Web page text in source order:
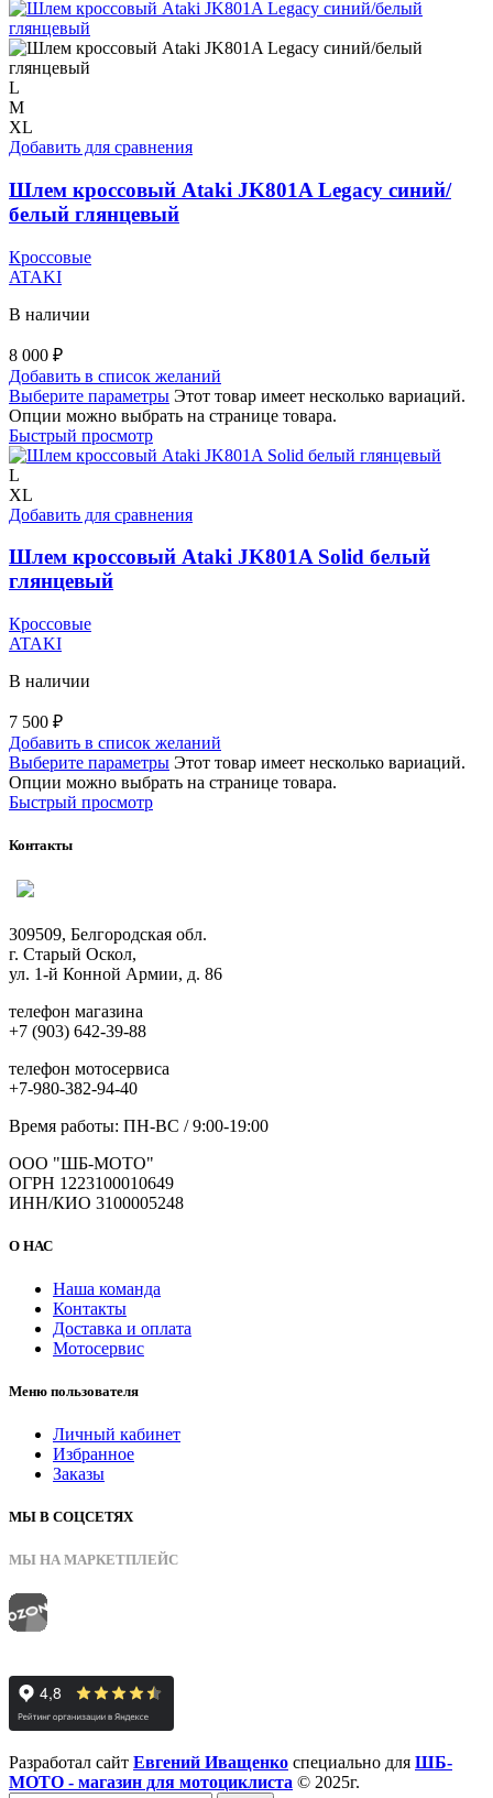
L
M
XL
Добавить для сравнения
Шлем кроссовый Ataki JK801A Legacy синий/
белый глянцевый
Кроссовые
ATAKI
В наличии
8 000 ₽
Добавить в список желаний
Выберите параметры Этот товар имеет несколько вариаций.
Опции можно выбрать на странице товара.
Быстрый просмотр
L
XL
Добавить для сравнения
Шлем кроссовый Ataki JK801A Solid белый
глянцевый
Кроссовые
ATAKI
В наличии
7 500 ₽
Добавить в список желаний
Выберите параметры Этот товар имеет несколько вариаций.
Опции можно выбрать на странице товара.
Быстрый просмотр
Контакты
309509, Белгородская обл.
г. Старый Оскол,
ул. 1-й Конной Армии, д. 86
телефон магазина
+7 (903) 642-39-88
телефон мотосервиса
+7-980-382-94-40
Время работы: ПН-ВС / 9:00-19:00
ООО "ШБ-МОТО"
ОГРН 1223100010649
ИНН/КИО 3100005248
О НАС
Наша команда
Контакты
Доставка и оплата
Мотосервис
Меню пользователя
Личный кабинет
Избранное
Заказы
МЫ В СОЦСЕТЯХ
МЫ НА МАРКЕТПЛЕЙС
Разработал сайт Евгений Иващенко специально для ШБ-
МОТО - магазин для мотоциклиста © 2025г.